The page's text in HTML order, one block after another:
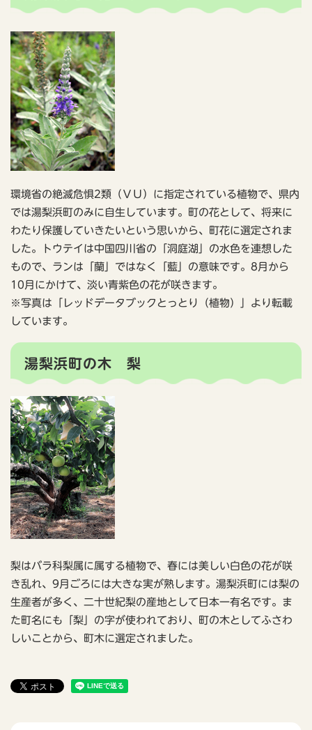
環境省の絶滅危惧2類（ＶＵ）に指定されている植物で、県内
では湯梨浜町のみに自生しています。町の花として、将来に
わたり保護していきたいという思いから、町花に選定されま
した。トウテイは中国四川省の「洞庭湖」の水色を連想した
もので、ランは「蘭」ではなく「藍」の意味です。8月から
10月にかけて、淡い青紫色の花が咲きます。
※写真は「レッドデータブックとっとり（植物）」より転載
しています。
湯梨浜町の木 梨
梨はバラ科梨属に属する植物で、春には美しい白色の花が咲
き乱れ、9月ごろには大きな実が熟します。湯梨浜町には梨の
生産者が多く、二十世紀梨の産地として日本一有名です。ま
た町名にも「梨」の字が使われており、町の木としてふさわ
しいことから、町木に選定されました。